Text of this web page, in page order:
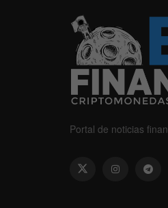
Portal de noticias